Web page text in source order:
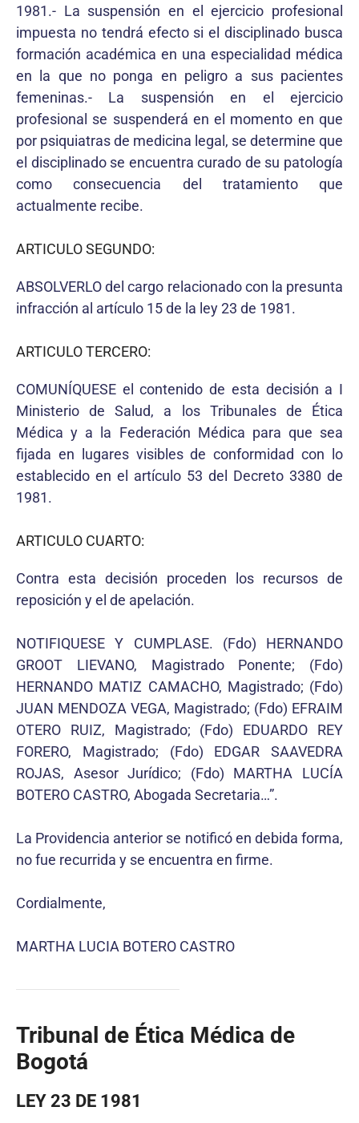
1981.- La suspensión en el ejercicio profesional
impuesta no tendrá efecto si el disciplinado busca
formación académica en una especialidad médica
en la que no ponga en peligro a sus pacientes
femeninas.- La suspensión en el ejercicio
profesional se suspenderá en el momento en que
por psiquiatras de medicina legal, se determine que
el disciplinado se encuentra curado de su patología
como consecuencia del tratamiento que
actualmente recibe.
ARTICULO SEGUNDO:
ABSOLVERLO del cargo relacionado con la presunta
infracción al artículo 15 de la ley 23 de 1981.
ARTICULO TERCERO:
COMUNÍQUESE el contenido de esta decisión a I
Ministerio de Salud, a los Tribunales de Ética
Médica y a la Federación Médica para que sea
fijada en lugares visibles de conformidad con lo
establecido en el artículo 53 del Decreto 3380 de
1981.
ARTICULO CUARTO:
Contra esta decisión proceden los recursos de
reposición y el de apelación.
NOTIFIQUESE Y CUMPLASE. (Fdo) HERNANDO
GROOT LIEVANO, Magistrado Ponente; (Fdo)
HERNANDO MATIZ CAMACHO, Magistrado; (Fdo)
JUAN MENDOZA VEGA, Magistrado; (Fdo) EFRAIM
OTERO RUIZ, Magistrado; (Fdo) EDUARDO REY
FORERO, Magistrado; (Fdo) EDGAR SAAVEDRA
ROJAS, Asesor Jurídico; (Fdo) MARTHA LUCÍA
BOTERO CASTRO, Abogada Secretaria…”.
La Providencia anterior se notificó en debida forma,
no fue recurrida y se encuentra en firme.
Cordialmente,
MARTHA LUCIA BOTERO CASTRO
Tribunal de Ética Médica de
Bogotá
LEY 23 DE 1981